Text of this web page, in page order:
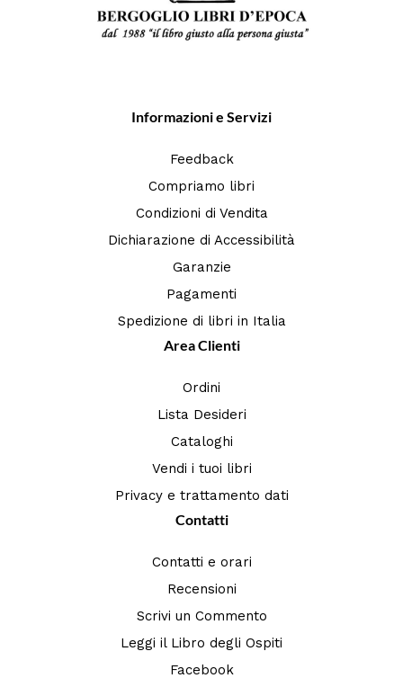
Informazioni e Servizi
Feedback
Compriamo libri
Condizioni di Vendita
Dichiarazione di Accessibilità
Garanzie
Pagamenti
Spedizione di libri in Italia
Area Clienti
Ordini
Lista Desideri
Cataloghi
Vendi i tuoi libri
Privacy e trattamento dati
Contatti
Contatti e orari
Recensioni
Scrivi un Commento
Leggi il Libro degli Ospiti
Facebook